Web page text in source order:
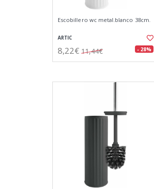
Escobillero wc metal.blanco 38cm.
ARTIC
8,22€ 11,44€ - 28%